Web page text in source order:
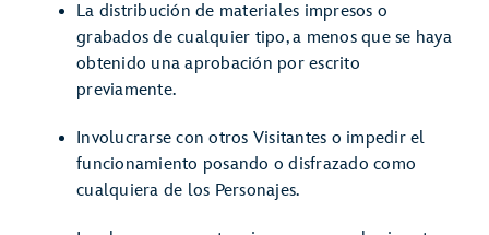
La distribución de materiales impresos o
grabados de cualquier tipo, a menos que se haya
obtenido una aprobación por escrito
previamente.
Involucrarse con otros Visitantes o impedir el
funcionamiento posando o disfrazado como
cualquiera de los Personajes.